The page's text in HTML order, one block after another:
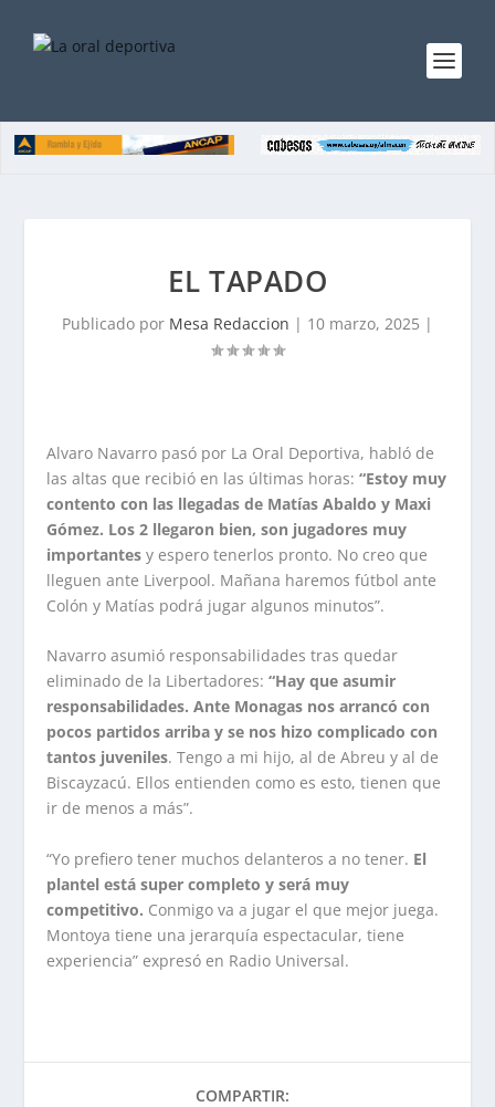
EL TAPADO
Publicado por Mesa Redaccion | 10 marzo, 2025 |
Alvaro Navarro pasó por La Oral Deportiva, habló de
las altas que recibió en las últimas horas:“Estoy muy
contento con las llegadas de Matías Abaldo y Maxi
Gómez. Los 2 llegaron bien, son jugadores muy
importantes y espero tenerlos pronto. No creo que
lleguen ante Liverpool. Mañana haremos fútbol ante
Colón y Matías podrá jugar algunos minutos”.
Navarro asumió responsabilidades tras quedar
eliminado de la Libertadores:“Hay que asumir
responsabilidades. Ante Monagas nos arrancó con
pocos partidos arriba y se nos hizo complicado con
tantos juveniles. Tengo a mi hijo, al de Abreu y al de
Biscayzacú. Ellos entienden como es esto, tienen que
ir de menos a más”.
“Yo prefiero tener muchos delanteros a no tener. El
plantel está super completo y será muy
competitivo. Conmigo va a jugar el que mejor juega.
Montoya tiene una jerarquía espectacular, tiene
experiencia” expresó en Radio Universal.
COMPARTIR: